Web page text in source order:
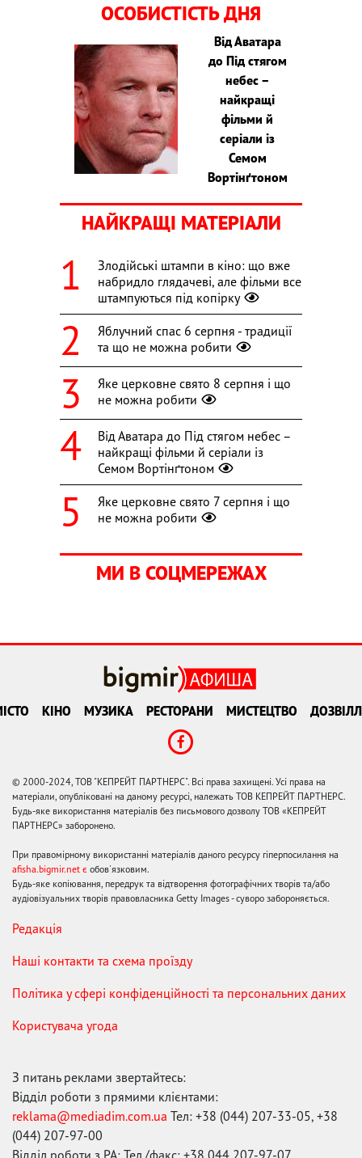
ОСОБИСТІСТЬ ДНЯ
Від Аватара
до Під стягом
небес –
найкращі
фільми й
серіали із
Семом
Вортінґтоном
НАЙКРАЩІ МАТЕРІАЛИ
Злодійські штампи в кіно: що вже
набридло глядачеві, але фільми все
штампуються під копірку
Яблучний спас 6 серпня - традиції
та що не можна робити
Яке церковне свято 8 серпня і що
не можна робити
Від Аватара до Під стягом небес –
найкращі фільми й серіали із
Семом Вортінґтоном
Яке церковне свято 7 серпня і що
не можна робити
МИ В СОЦМЕРЕЖАХ
КІНО МУЗИКА РЕСТОРАНИ МИСТЕЦТВО
© 2000-2024, ТОВ "КЕПРЕЙТ ПАРТНЕРС". Всі права захищені. Усі права на
матеріали, опубліковані на даному ресурсі, належать ТОВ КЕПРЕЙТ ПАРТНЕРС.
Будь-яке використання матеріалів без письмового дозволу ТОВ «КЕПРЕЙТ
ПАРТНЕРС» заборонено.
При правомірному використанні матеріалів даного ресурсу гіперпосилання на
afisha.bigmir.net є обов'язковим.
Будь-яке копіювання, передрук та відтворення фотографічних творів та/або
аудіовізуальних творів правовласника Getty Images - суворо забороняється.
Редакція
Наші контакти та схема проїзду
Політика у сфері конфіденційності та персональних даних
Користувача угода
З питань реклами звертайтесь:
Відділ роботи з прямими клієнтами:
reklama@mediadim.com.ua Тел: +38 (044) 207-33-05, +38
(044) 207-97-00
Відділ роботи з РА: Тел./факс: +38 044 207-97-07